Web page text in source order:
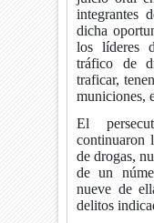
integrantes
dicha
los líderes
tráfico de
traficar,
municiones,
El
continuaron
de drogas,
de un
nueve de
delitos